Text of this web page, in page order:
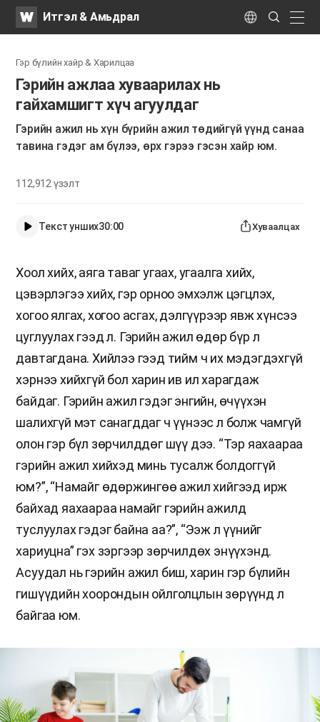
WATVИтгэл & Амьдрал Language
Search
Submit
Гэр бүлийн хайр & Харилцаа
Гэрийн ажлаа хуваарилах нь
гайхамшигт хүч агуулдаг
Гэрийн ажил нь хүн бүрийн ажил төдийгүй үүнд санаа
тавина гэдэг ам бүлээ, өрх гэрээ гэсэн хайр юм.
112,912 үзэлт
Текст унших30:00 Хуваалцах
Хоол хийх, аяга таваг угаах, угаалга хийх,
цэвэрлэгээ хийх, гэр орноо эмхэлж цэгцлэх,
хогоо ялгах, хогоо асгах, дэлгүүрээр явж хүнсээ
цуглуулах гээд л. Гэрийн ажил өдөр бүр л
давтагдана. Хийлээ гээд тийм ч их мэдэгдэхгүй
хэрнээ хийхгүй бол харин ив ил харагдаж
байдаг. Гэрийн ажил гэдэг энгийн, өчүүхэн
шалихгүй мэт санагддаг ч үүнээс л болж чамгүй
олон гэр бүл зөрчилддөг шүү дээ. “Тэр яахаараа
гэрийн ажил хийхэд минь тусалж болдоггүй
юм?”, “Намайг өдөржингөө ажил хийгээд ирж
байхад яахаараа намайг гэрийн ажилд
туслуулах гэдэг байна аа?”, “Ээж л үүнийг
хариуцна” гэх зэргээр зөрчилдөх энүүхэнд.
Асуудал нь гэрийн ажил биш, харин гэр бүлийн
гишүүдийн хоорондын ойлголцлын зөрүүнд л
байгаа юм.